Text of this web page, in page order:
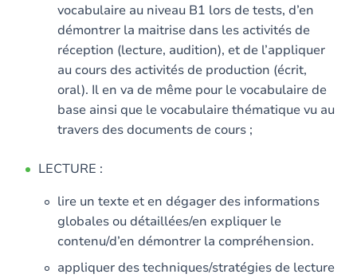
vocabulaire au niveau B1 lors de tests, d’en
démontrer la maitrise dans les activités de
réception (lecture, audition), et de l’appliquer
au cours des activités de production (écrit,
oral). Il en va de même pour le vocabulaire de
base ainsi que le vocabulaire thématique vu au
travers des documents de cours ;
LECTURE :
lire un texte et en dégager des informations
globales ou détaillées/en expliquer le
contenu/d’en démontrer la compréhension.
appliquer des techniques/stratégies de lecture